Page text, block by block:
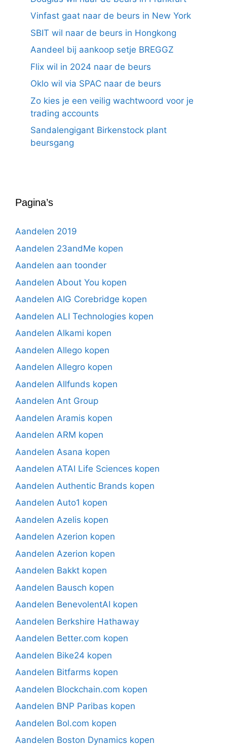
Vinfast gaat naar de beurs in New York
SBIT wil naar de beurs in Hongkong
Aandeel bij aankoop setje BREGGZ
Flix wil in 2024 naar de beurs
Oklo wil via SPAC naar de beurs
Zo kies je een veilig wachtwoord voor je
trading accounts
Sandalengigant Birkenstock plant
beursgang
Pagina’s
Aandelen 2019
Aandelen 23andMe kopen
Aandelen aan toonder
Aandelen About You kopen
Aandelen AIG Corebridge kopen
Aandelen ALI Technologies kopen
Aandelen Alkami kopen
Aandelen Allego kopen
Aandelen Allegro kopen
Aandelen Allfunds kopen
Aandelen Ant Group
Aandelen Aramis kopen
Aandelen ARM kopen
Aandelen Asana kopen
Aandelen ATAI Life Sciences kopen
Aandelen Authentic Brands kopen
Aandelen Auto1 kopen
Aandelen Azelis kopen
Aandelen Azerion kopen
Aandelen Azerion kopen
Aandelen Bakkt kopen
Aandelen Bausch kopen
Aandelen BenevolentAI kopen
Aandelen Berkshire Hathaway
Aandelen Better.com kopen
Aandelen Bike24 kopen
Aandelen Bitfarms kopen
Aandelen Blockchain.com kopen
Aandelen BNP Paribas kopen
Aandelen Bol.com kopen
Aandelen Boston Dynamics kopen